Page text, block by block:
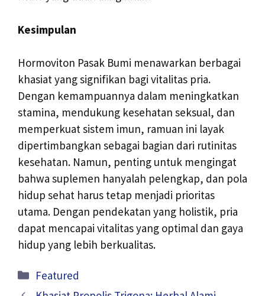
Kesimpulan
Hormoviton Pasak Bumi menawarkan berbagai
khasiat yang signifikan bagi vitalitas pria.
Dengan kemampuannya dalam meningkatkan
stamina, mendukung kesehatan seksual, dan
memperkuat sistem imun, ramuan ini layak
dipertimbangkan sebagai bagian dari rutinitas
kesehatan. Namun, penting untuk mengingat
bahwa suplemen hanyalah pelengkap, dan pola
hidup sehat harus tetap menjadi prioritas
utama. Dengan pendekatan yang holistik, pria
dapat mencapai vitalitas yang optimal dan gaya
hidup yang lebih berkualitas.
Kategori
Featured